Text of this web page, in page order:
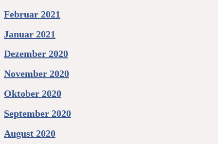
Februar 2021
Januar 2021
Dezember 2020
November 2020
Oktober 2020
September 2020
August 2020